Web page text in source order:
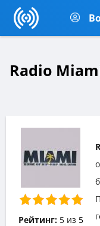
Radio
Рейтинг: 5из 5